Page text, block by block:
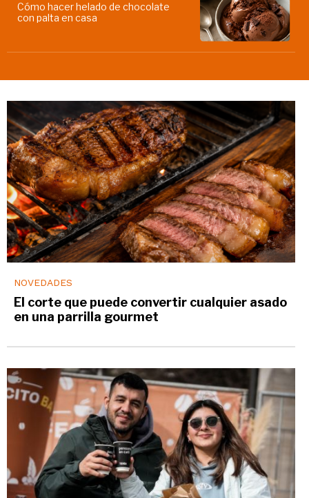
Cómo hacer helado de chocolate
con palta en casa
NOVEDADES
El corte que puede convertir cualquier asado
en una parrilla gourmet